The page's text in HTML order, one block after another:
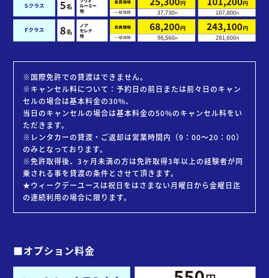
※国際免許での貸渡はできません。
※キャンセル料について：予約日の前日または前々日のキャン
セルの場合は基本料金の30%、
当日のキャンセルの場合は基本料金の50%のキャンセル料をい
ただきます。
※レンタカーの貸渡・ご返却は営業時間内（9：00～20：00）
のみとなっております。
※免許取得後、3ヶ月未満の方は免許取得3年以上の経験者が同
乗される事を貸渡の条件とさせて頂きます。
★ウィークデーユースは祝日をはさまない月曜日から金曜日迄
の連続利用の場合に限ります。
■オプション料金